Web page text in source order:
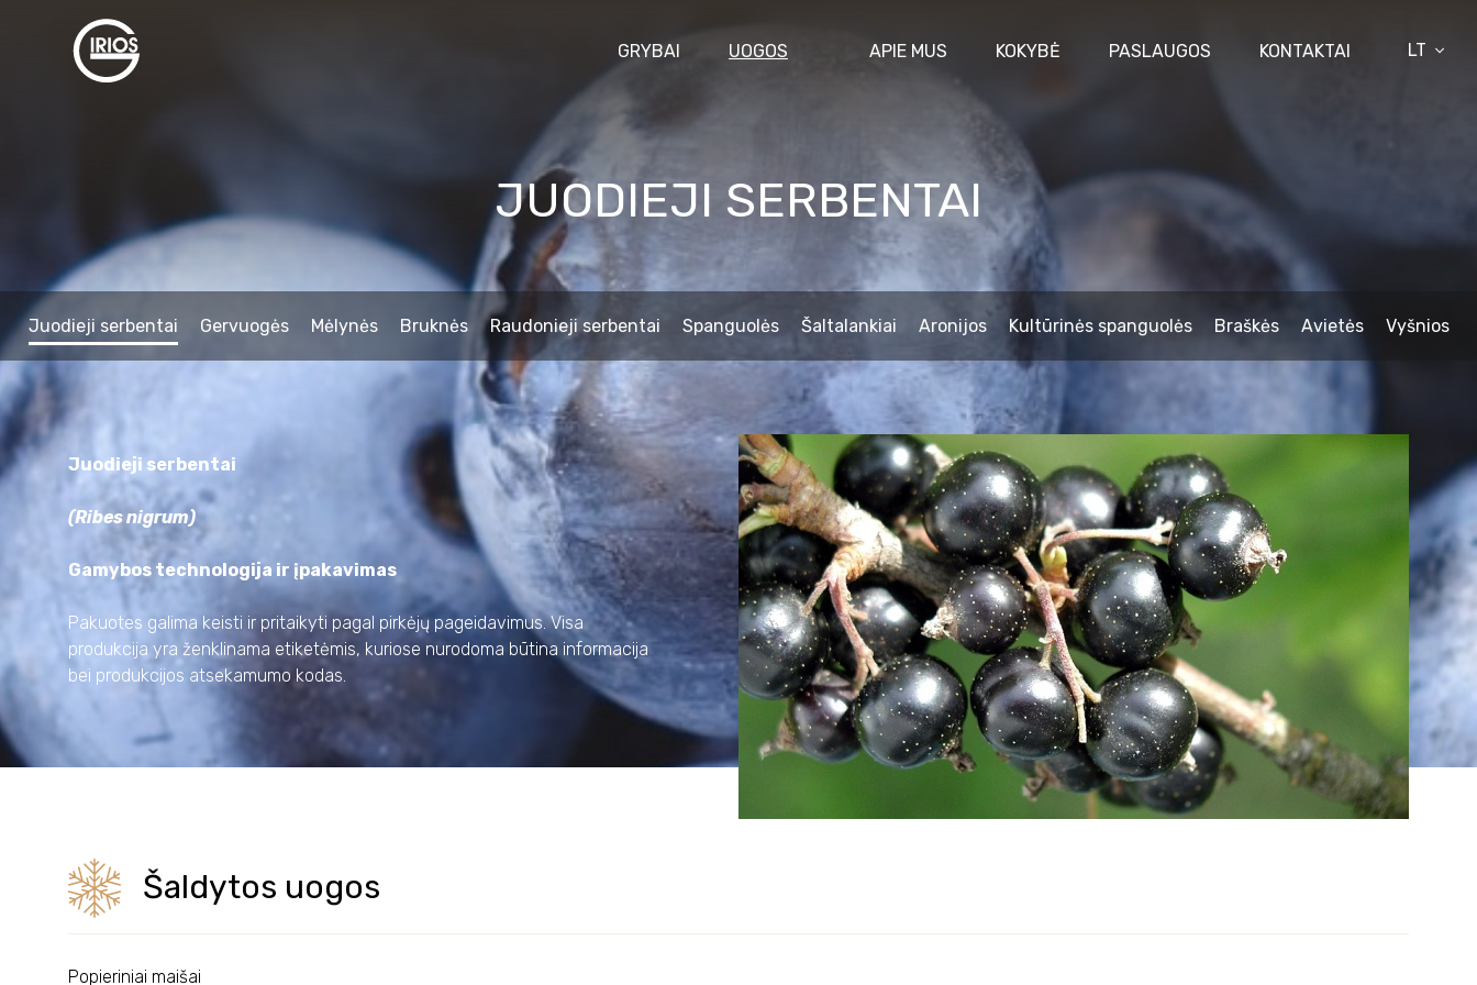
GRYBAI UOGOS APIE MUS KOKYBĖ PASLAUGOS KONTAKTAI LT
JUODIEJI SERBENTAI
Juodieji serbentai Gervuogės Mėlynės Bruknės Raudonieji serbentai Spanguolės Šaltalankiai Aronijos Kultūrinės spanguolės Braškės Avietės Vyšnios
Juodieji serbentai
(Ribes nigrum)
Gamybos technologija ir įpakavimas
Pakuotes galima keisti ir pritaikyti pagal pirkėjų pageidavimus. Visa
produkcija yra ženklinama etiketėmis, kuriose nurodoma būtina informacija
bei produkcijos atsekamumo kodas.
Šaldytos uogos
Popieriniai maišai